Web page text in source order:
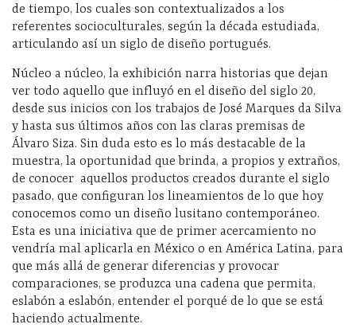
de tiempo, los cuales son contextualizados a los
referentes socioculturales, según la década estudiada,
articulando así un siglo de diseño portugués.
Núcleo a núcleo, la exhibición narra historias que dejan
ver todo aquello que influyó en el diseño del siglo 20,
desde sus inicios con los trabajos de José Marques da Silva
y hasta sus últimos años con las claras premisas de
Álvaro Siza. Sin duda esto es lo más destacable de la
muestra, la oportunidad que brinda, a propios y extraños,
de conocer aquellos productos creados durante el siglo
pasado, que configuran los lineamientos de lo que hoy
conocemos como un diseño lusitano contemporáneo.
Esta es una iniciativa que de primer acercamiento no
vendría mal aplicarla en México o en América Latina, para
que más allá de generar diferencias y provocar
comparaciones, se produzca una cadena que permita,
eslabón a eslabón, entender el porqué de lo que se está
haciendo actualmente.